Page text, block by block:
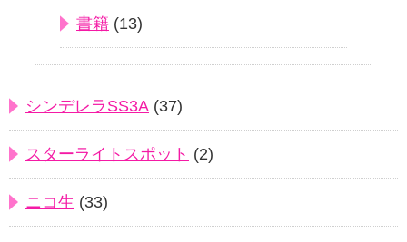
書籍 (13)
シンデレラSS3A (37)
スターライトスポット (2)
ニコ生 (33)